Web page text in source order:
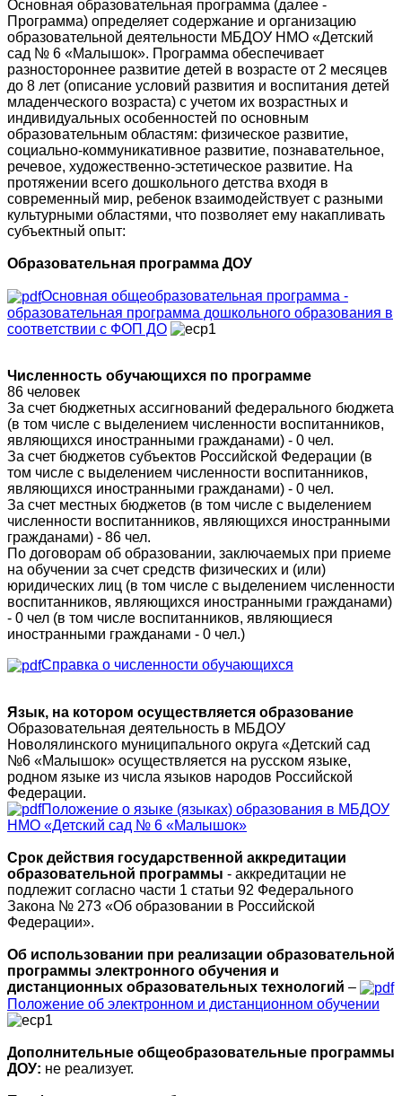
Основная образовательная программа (далее -
Программа) определяет содержание и организацию
образовательной деятельности МБДОУ НМО «Детский
сад № 6 «Малышок». Программа обеспечивает
разностороннее развитие детей в возрасте от 2 месяцев
до 8 лет (описание условий развития и воспитания детей
младенческого возраста) с учетом их возрастных и
индивидуальных особенностей по основным
образовательным областям: физическое развитие,
социально-коммуникативное развитие, познавательное,
речевое, художественно-эстетическое развитие. На
протяжении всего дошкольного детства входя в
современный мир, ребенок взаимодействует с разными
культурными областями, что позволяет ему накапливать
субъектный опыт:
Образовательная программа ДОУ
Основная общеобразовательная программа -
образовательная программа дошкольного образования в
соответствии с ФОП ДО
Численность обучающихся по программе
86 человек
За счет бюджетных ассигнований федерального бюджета
(в том числе с выделением численности воспитанников,
являющихся иностранными гражданами) - 0 чел.
За счет бюджетов субъектов Российской Федерации (в
том числе с выделением численности воспитанников,
являющихся иностранными гражданами) - 0 чел.
За счет местных бюджетов (в том числе с выделением
численности воспитанников, являющихся иностранными
гражданами) - 86 чел.
По договорам об образовании, заключаемых при приеме
на обучении за счет средств физических и (или)
юридических лиц (в том числе с выделением численности
воспитанников, являющихся иностранными гражданами)
- 0 чел (в том числе воспитанников, являющиеся
иностранными гражданами - 0 чел.)
Справка о численности обучающихся
Язык, на котором осуществляется образование
Образовательная деятельность в МБДОУ
Новолялинского муниципального округа «Детский сад
№6 «Малышок» осуществляется на русском языке,
родном языке из числа языков народов Российской
Федерации.
Положение о языке (языках) образования в МБДОУ
НМО «Детский сад № 6 «Малышок»
Срок действия государственной аккредитации
образовательной программы - аккредитации не
подлежит согласно части 1 статьи 92 Федерального
Закона № 273 «Об образовании в Российской
Федерации».
Об использовании при реализации образовательной
программы электронного обучения и
дистанционных образовательных технологий –
Положение об электронном и дистанционном обучении
Дополнительные общеобразовательные программы
ДОУ: не реализует.